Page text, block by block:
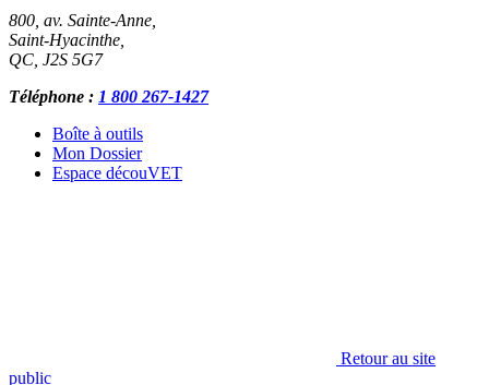
800, av. Sainte-Anne,
Saint-Hyacinthe
QC J2S 5G7
Téléphone : 1 800 267-1427
Boîte à outils
Mon Dossier
Espace découVET
Retour au site
public